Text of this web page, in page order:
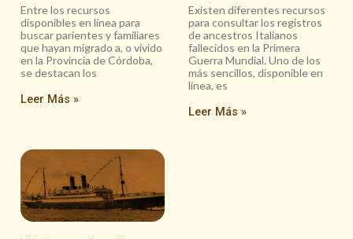
Entre los recursos
disponibles en línea para
buscar parientes y familiares
que hayan migrado a, o vivido
en la Provincia de Córdoba,
se destacan los
Leer Más »
Existen diferentes recursos
para consultar los registros
de ancestros Italianos
fallecidos en la Primera
Guerra Mundial. Uno de los
más sencillos, disponible en
línea, es
Leer Más »